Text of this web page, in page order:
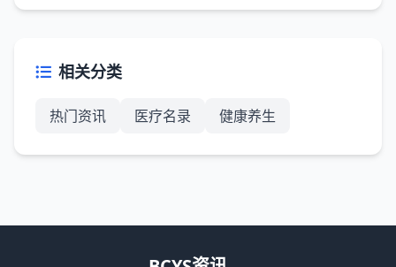
相关分类
热门资讯 医疗名录 健康养生